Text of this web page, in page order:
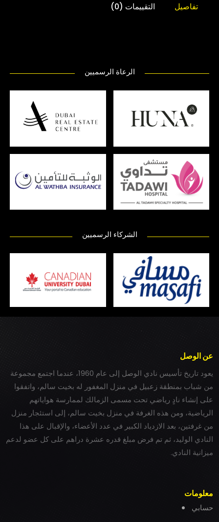
تفاصيل التقييمات (0)
الرعاة الرسميين
الشركاء الرسميين
عن الوصل
يعود تاريخ تأسيس نادي الوصل إلى عام 1960، عندما اجتمع مجموعة
من شباب بمنطقة زعبيل في منزل المغفور له بخيت سالم، واتفقوا
على إنشاء نادٍ رياضي تحت مسمى الزمالك لممارسة هواياتهم
الرياضية، ومن هذه الغرفة في منزل بخيت سالم، إلى استئجار منزل
من غرفتين، بعد الازدياد الكبير في عدد الأعضاء، والإقبال على هذا
النادي الوليد، ثم تم فرض مبلغ قدره عشرة دراهم على كل عضو لدعم
ميزانية النادي.
معلومات
حسابي